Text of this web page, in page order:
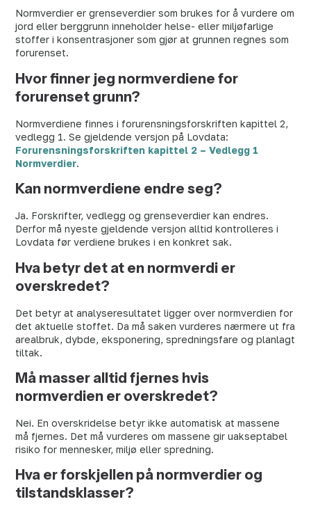
Normverdier er grenseverdier som brukes for å vurdere om
jord eller berggrunn inneholder helse- eller miljøfarlige
stoffer i konsentrasjoner som gjør at grunnen regnes som
forurenset.
Hvor finner jeg normverdiene for
forurenset grunn?
Normverdiene finnes i forurensningsforskriften kapittel 2,
vedlegg 1. Se gjeldende versjon på Lovdata:
Forurensningsforskriften kapittel 2 – Vedlegg 1
Normverdier.
Kan normverdiene endre seg?
Ja. Forskrifter, vedlegg og grenseverdier kan endres.
Derfor må nyeste gjeldende versjon alltid kontrolleres i
Lovdata før verdiene brukes i en konkret sak.
Hva betyr det at en normverdi er
overskredet?
Det betyr at analyseresultatet ligger over normverdien for
det aktuelle stoffet. Da må saken vurderes nærmere ut fra
arealbruk, dybde, eksponering, spredningsfare og planlagt
tiltak.
Må masser alltid fjernes hvis
normverdien er overskredet?
Nei. En overskridelse betyr ikke automatisk at massene
må fjernes. Det må vurderes om massene gir uakseptabel
risiko for mennesker, miljø eller spredning.
Hva er forskjellen på normverdier og
tilstandsklasser?